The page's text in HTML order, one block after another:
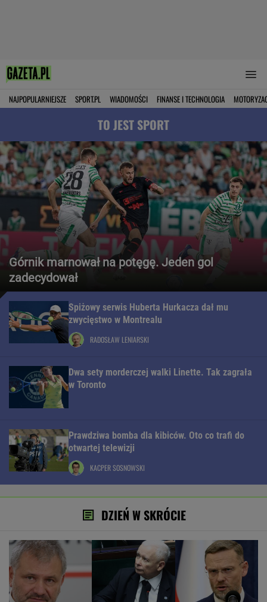
NAJPOPULARNIEJSZE SPORT.PL WIADOMOŚCI FINANSE I TECHNOLOGIA
TO JEST SPORT
Górnik marnował na potęgę. Jeden gol
zadecydował
Spiżowy serwis Huberta Hurkacza dał mu
zwycięstwo w Montrealu
RADOSŁAW LENIARSKI
Dwa sety morderczej walki Linette. Tak zagrała
w Toronto
Prawdziwa bomba dla kibiców. Oto co trafi do
otwartej telewizji
KACPER SOSNOWSKI
DZIEŃ W SKRÓCIE